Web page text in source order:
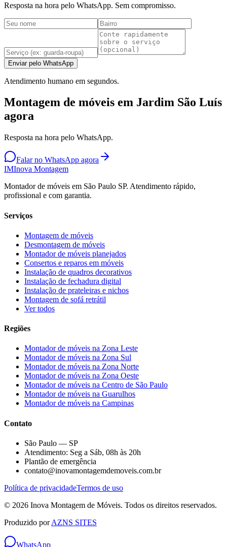
Resposta na hora pelo WhatsApp. Sem compromisso.
Enviar pelo WhatsApp
Atendimento humano em segundos.
Montagem de móveis em Jardim São Luís
agora
Resposta na hora pelo WhatsApp.
Falar no WhatsApp agora
IMInova Montagem
Montador de móveis em São Paulo SP. Atendimento rápido,
profissional e com garantia.
Serviços
Montagem de móveis
Desmontagem de móveis
Montador de móveis planejados
Consertos e reparos em móveis
Instalação de quadros decorativos
Instalação de fechadura digital
Instalação de prateleiras e nichos
Montagem de sofá retrátil
Ver todos
Regiões
Montador de móveis na Zona Leste
Montador de móveis na Zona Sul
Montador de móveis na Zona Norte
Montador de móveis na Zona Oeste
Montador de móveis na Centro de São Paulo
Montador de móveis na Guarulhos
Montador de móveis na Campinas
Contato
São Paulo — SP
Atendimento: Seg a Sáb, 08h às 20h
Plantão de emergência
contato@inovamontagemdemoveis.com.br
Política de privacidadeTermos de uso
© 2026 Inova Montagem de Móveis. Todos os direitos reservados.
Produzido porAZNS SITES
WhatsApp